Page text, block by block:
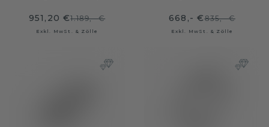
951,20 €1.189,- €
Exkl. MwSt. & Zölle
668,- €835,- €
Exkl. MwSt. & Zölle